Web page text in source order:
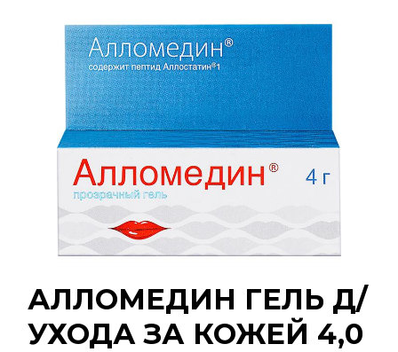
АЛЛОМЕДИН ГЕЛЬ Д/
УХОДА ЗА КОЖЕЙ 4,0